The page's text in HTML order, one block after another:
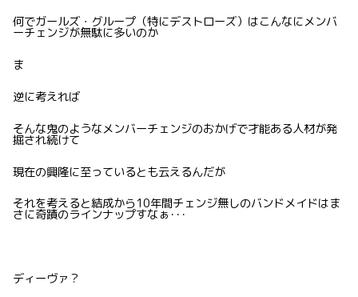
何でガールズ・グループ（特にデストローズ）はこんなにメンバ
ーチェンジが無駄に多いのか
ま
逆に考えれば
そんな鬼のようなメンバーチェンジのおかげで才能ある人材が発
掘され続けて
現在の興隆に至っているとも云えるんだが
それを考えると結成から10年間チェンジ無しのバンドメイドはま
さに奇蹟のラインナップすなぁ･･･
ディーヴァ？